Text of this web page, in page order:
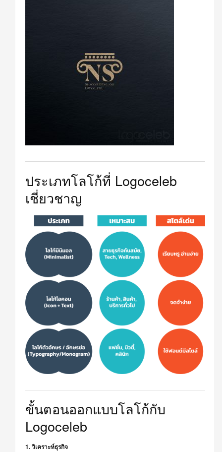
ประเภทโลโก้ที่ Logoceleb
เชี่ยวชาญ
ขั้นตอนออกแบบโลโก้กับ
Logoceleb
1. วิเคราะห์ธุรกิจ